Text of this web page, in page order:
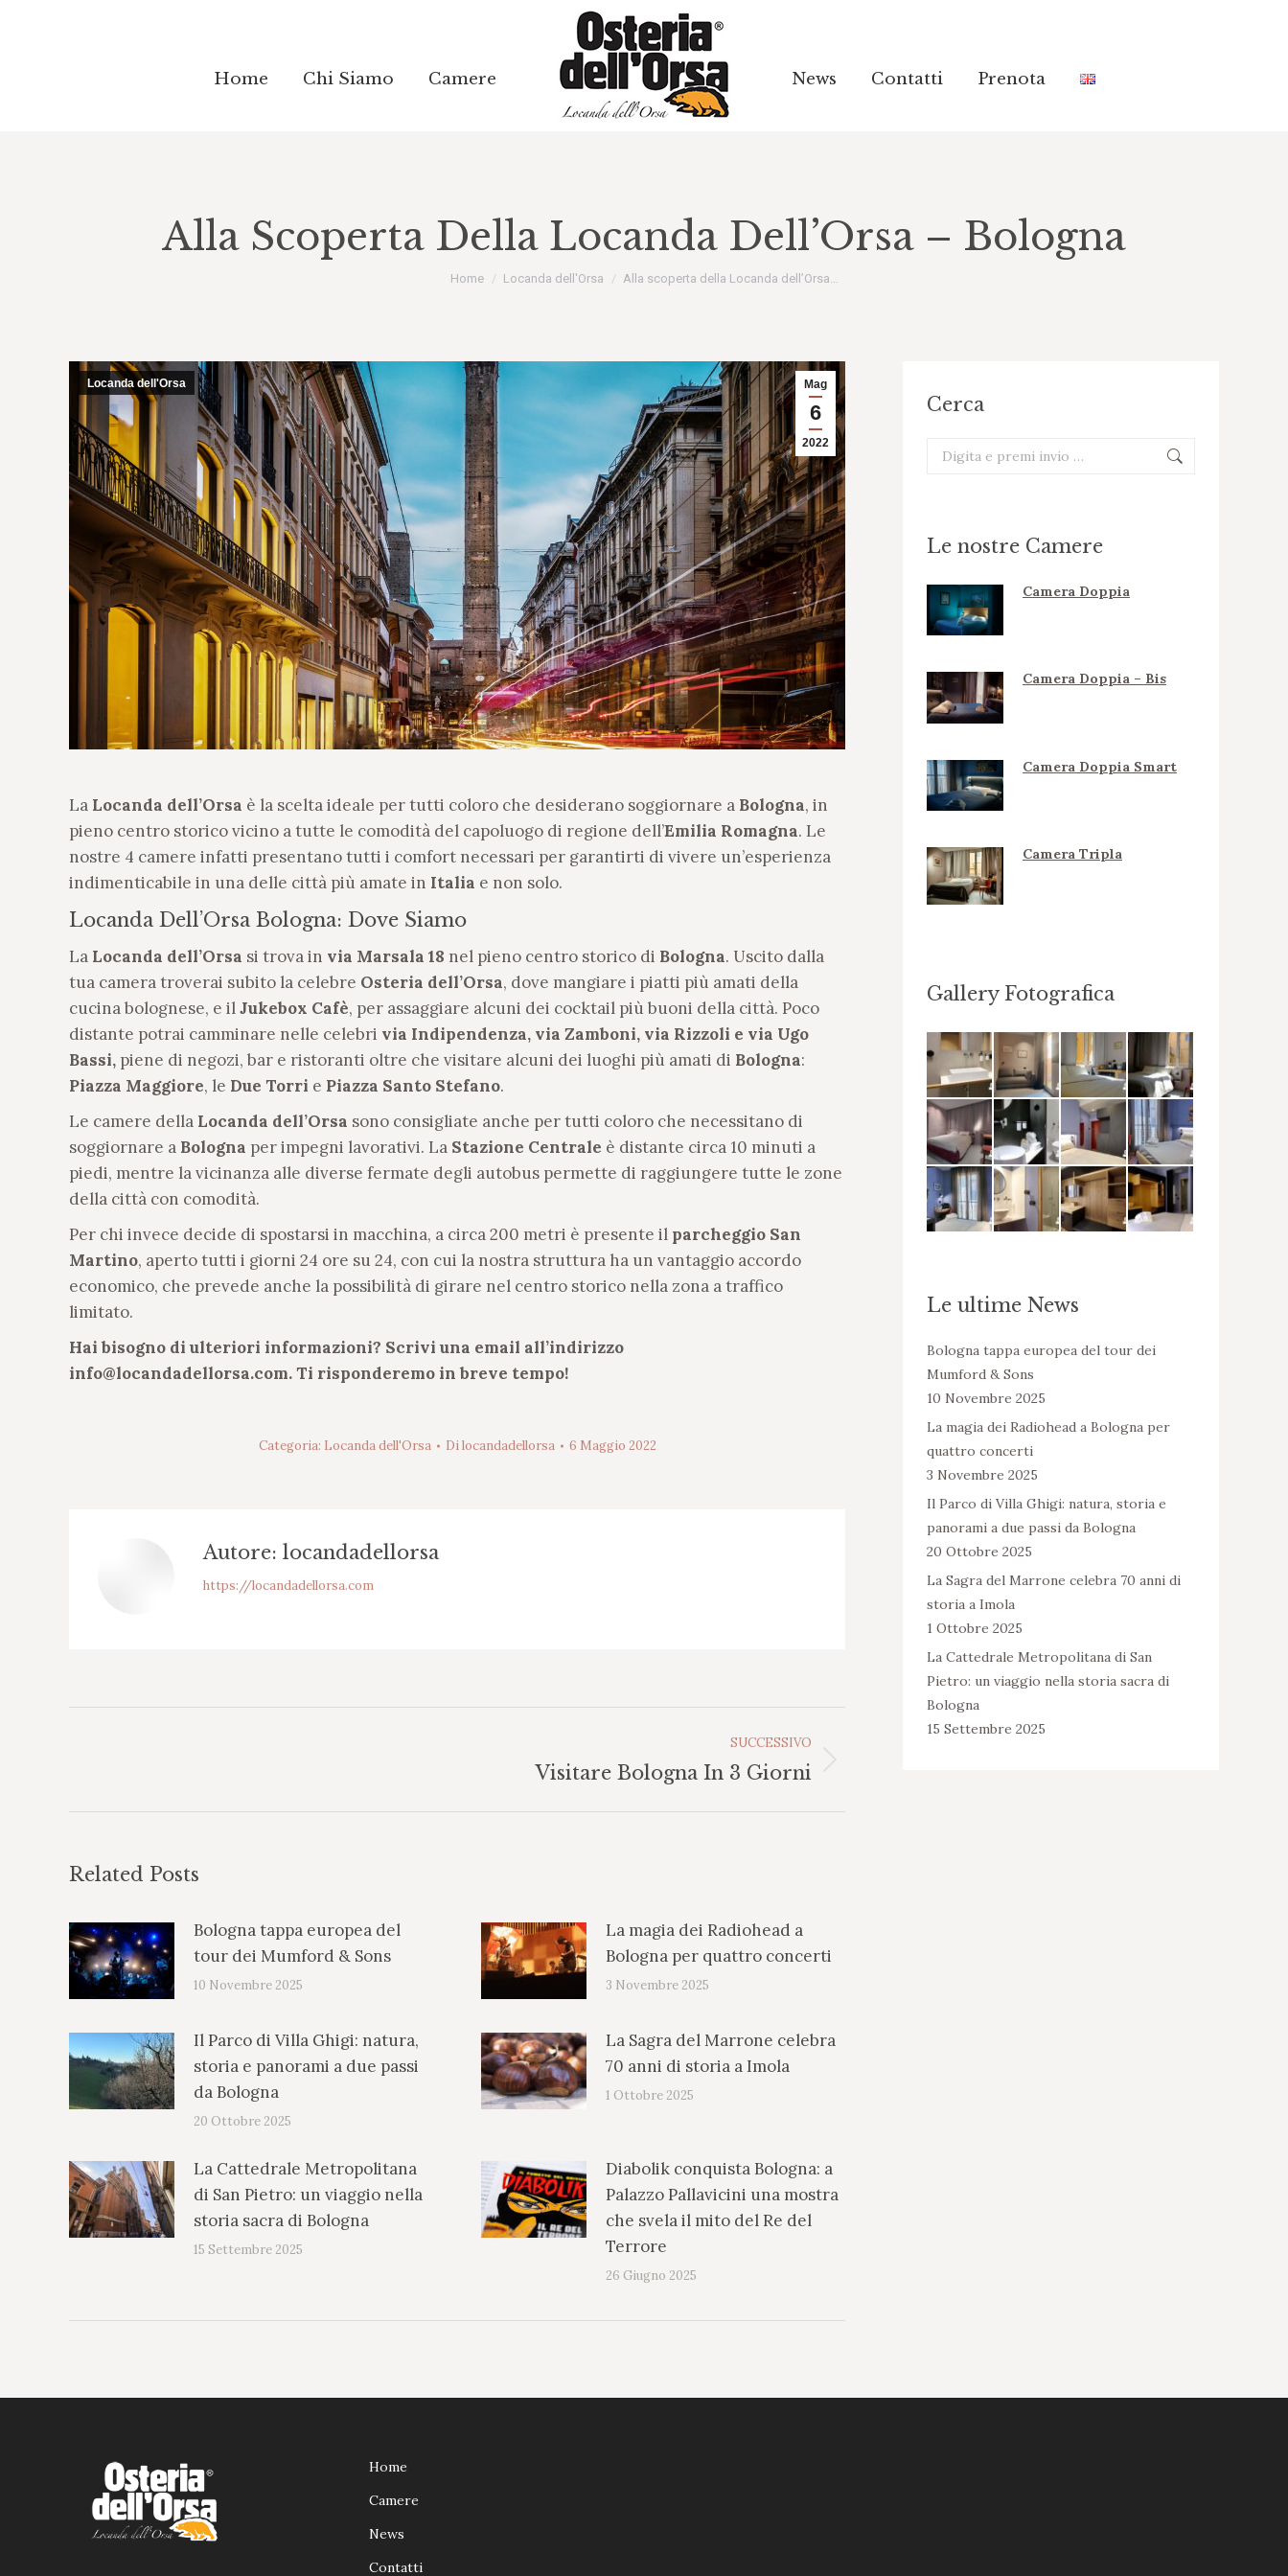
Home Chi Siamo Camere News Contatti Prenota
Alla Scoperta Della Locanda Dell’Orsa – Bologna
Tu sei qui:
Home Locanda dell'Orsa Alla scoperta della Locanda dell’Orsa…
Mag
6
2022
Locanda dell'Orsa
La Locanda dell’Orsa è la scelta ideale per tutti coloro che desiderano soggiornare a Bologna, in
pieno centro storico vicino a tutte le comodità del capoluogo di regione dell’Emilia Romagna. Le
nostre 4 camere infatti presentano tutti i comfort necessari per garantirti di vivere un’esperienza
indimenticabile in una delle città più amate in Italia e non solo.
Locanda Dell’Orsa Bologna: Dove Siamo
La Locanda dell’Orsa si trova in via Marsala 18 nel pieno centro storico di Bologna. Uscito dalla
tua camera troverai subito la celebre Osteria dell’Orsa, dove mangiare i piatti più amati della
cucina bolognese, e ilJukebox Cafè, per assaggiare alcuni dei cocktail più buoni della città. Poco
distante potrai camminare nelle celebri via Indipendenza, via Zamboni, via Rizzoli e via Ugo
Bassi, piene di negozi, bar e ristoranti oltre che visitare alcuni dei luoghi più amati di Bologna:
Piazza Maggiore, le Due Torri e Piazza Santo Stefano.
Le camere della Locanda dell’Orsa sono consigliate anche per tutti coloro che necessitano di
soggiornare a Bologna per impegni lavorativi. La Stazione Centrale è distante circa 10 minuti a
piedi, mentre la vicinanza alle diverse fermate degli autobus permette di raggiungere tutte le zone
della città con comodità.
Per chi invece decide di spostarsi in macchina, a circa 200 metri è presente il parcheggio San
Martino, aperto tutti i giorni 24 ore su 24, con cui la nostra struttura ha un vantaggio accordo
economico, che prevede anche la possibilità di girare nel centro storico nella zona a traffico
limitato.
Hai bisogno di ulteriori informazioni? Scrivi una email all’indirizzo
info@locandadellorsa.com. Ti risponderemo in breve tempo!
Categoria: Locanda dell'Orsa Dilocandadellorsa 6 Maggio 2022
Autore: locandadellorsa
https://locandadellorsa.com
Post
SUCCESSIVO
ProssimoVisitare Bologna In 3 Giorni
Related Posts
Bologna tappa europea del
tour dei Mumford & Sons
10 Novembre 2025
La magia dei Radiohead a
Bologna per quattro concerti
3 Novembre 2025
Il Parco di Villa Ghigi: natura,
storia e panorami a due passi
da Bologna
20 Ottobre 2025
La Sagra del Marrone celebra
70 anni di storia a Imola
1 Ottobre 2025
La Cattedrale Metropolitana
di San Pietro: un viaggio nella
storia sacra di Bologna
15 Settembre 2025
Diabolik conquista Bologna: a
Palazzo Pallavicini una mostra
che svela il mito del Re del
Terrore
26 Giugno 2025
Cerca
Cerca:
Le nostre Camere
Camera Doppia
Camera Doppia – Bis
Camera Doppia Smart
Camera Tripla
Gallery Fotografica
Le ultime News
Bologna tappa europea del tour dei
Mumford & Sons
10 Novembre 2025
La magia dei Radiohead a Bologna per
quattro concerti
3 Novembre 2025
Il Parco di Villa Ghigi: natura, storia e
panorami a due passi da Bologna
20 Ottobre 2025
La Sagra del Marrone celebra 70 anni di
storia a Imola
1 Ottobre 2025
La Cattedrale Metropolitana di San
Pietro: un viaggio nella storia sacra di
Bologna
15 Settembre 2025
Home
Camere
News
Contatti
Home Chi Siamo Camere News Contatti Prenota